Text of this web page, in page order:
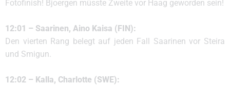
Fotofinish! Bjoergen müsste Zweite vor Haag geworden sein!
12:01 – Saarinen, Aino Kaisa (FIN):
Den vierten Rang belegt auf jeden Fall Saarinen vor Steira
und Smigun.
12:02 – Kalla, Charlotte (SWE):